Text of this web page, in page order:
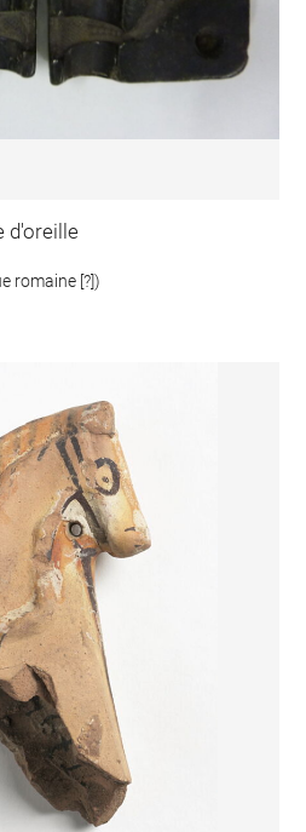
d'oreille
romaine [?])